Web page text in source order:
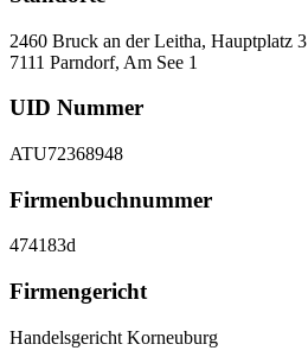
2460 Bruck an der Leitha, Hauptplatz 3
7111 Parndorf, Am See 1
UID Nummer
ATU72368948
Firmenbuchnummer
474183d
Firmengericht
Handelsgericht Korneuburg